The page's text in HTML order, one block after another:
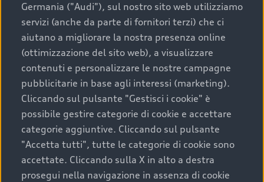
La qualità di acquistare
un’auto usata Audi
Scegliere un’auto usata è una decisione che coniuga
convenienza, affidabilità e sostenibilità. Per fare un
acquisto sicuro, è essenziale considerare aspetti
determinanti come la garanzia inclusa e l’affidabilità del
marchio. Audi offre l’auto usata perfetta tramite Audi
Prima Scelta :plus
Germania ("Audi"), sul nostro sito web utilizziamo
servizi (anche da parte di fornitori terzi) che ci
aiutano a migliorare la nostra presenza online
(ottimizzazione del sito web), a visualizzare
contenuti e personalizzare le nostre campagne
pubblicitarie in base agli interessi (marketing).
Cliccando sul pulsante "Gestisci i cookie" è
possibile gestire categorie di cookie e accettare
categorie aggiuntive. Cliccando sul pulsante
"Accetta tutti", tutte le categorie di cookie sono
accettate. Cliccando sulla X in alto a destra
prosegui nella navigazione in assenza di cookie